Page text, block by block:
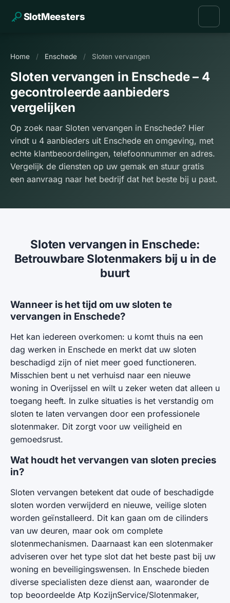
SlotMeesters
Home / Enschede / Sloten vervangen
Sloten vervangen in Enschede – 4
gecontroleerde aanbieders
vergelijken
Op zoek naar Sloten vervangen in Enschede? Hier
vindt u 4 aanbieders uit Enschede en omgeving, met
echte klantbeoordelingen, telefoonnummer en adres.
Vergelijk de diensten op uw gemak en stuur gratis
een aanvraag naar het bedrijf dat het beste bij u past.
Sloten vervangen in Enschede:
Betrouwbare Slotenmakers bij u in de
buurt
Wanneer is het tijd om uw sloten te
vervangen in Enschede?
Het kan iedereen overkomen: u komt thuis na een
dag werken in Enschede en merkt dat uw sloten
beschadigd zijn of niet meer goed functioneren.
Misschien bent u net verhuisd naar een nieuwe
woning in Overijssel en wilt u zeker weten dat alleen u
toegang heeft. In zulke situaties is het verstandig om
sloten te laten vervangen door een professionele
slotenmaker. Dit zorgt voor uw veiligheid en
gemoedsrust.
Wat houdt het vervangen van sloten precies
in?
Sloten vervangen betekent dat oude of beschadigde
sloten worden verwijderd en nieuwe, veilige sloten
worden geïnstalleerd. Dit kan gaan om de cilinders
van uw deuren, maar ook om complete
slotenmechanismen. Daarnaast kan een slotenmaker
adviseren over het type slot dat het beste past bij uw
woning en beveiligingswensen. In Enschede bieden
diverse specialisten deze dienst aan, waaronder de
top beoordeelde Atp KozijnService/Slotenmaker,